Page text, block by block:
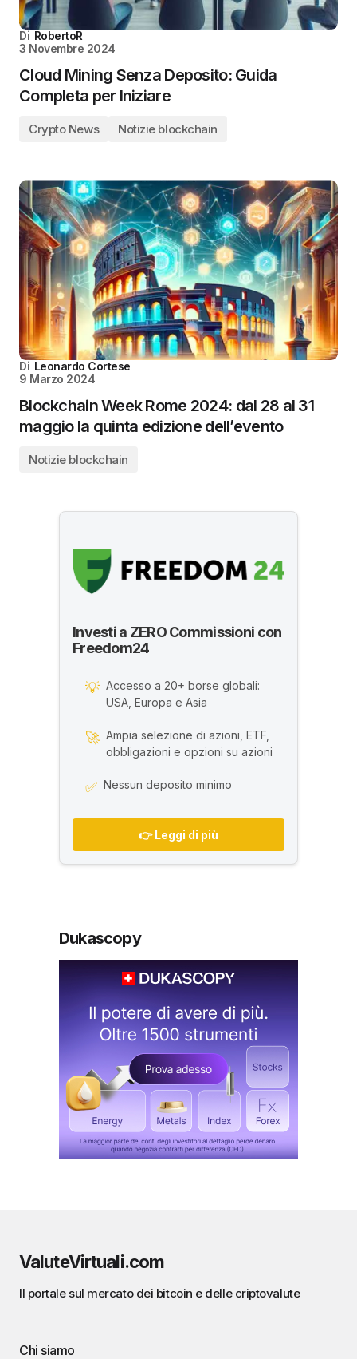
Di RobertoR
3 Novembre 2024
Cloud Mining Senza Deposito: Guida
Completa per Iniziare
Crypto News Notizie blockchain
Di Leonardo Cortese
9 Marzo 2024
Blockchain Week Rome 2024: dal 28 al 31
maggio la quinta edizione dell’evento
Notizie blockchain
Investi a ZERO Commissioni con
Freedom24
💡 Accesso a 20+ borse globali:
USA, Europa e Asia
🚀 Ampia selezione di azioni, ETF,
obbligazioni e opzioni su azioni
✅ Nessun deposito minimo
👉 Leggi di più
Dukascopy
ValuteVirtuali.com
Il portale sul mercato dei bitcoin e delle criptovalute
Chi siamo